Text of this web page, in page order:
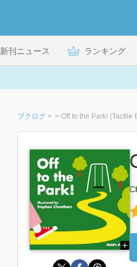
新刊ニュース ランキング
ブクログ > > Off to the Park! (Tactile